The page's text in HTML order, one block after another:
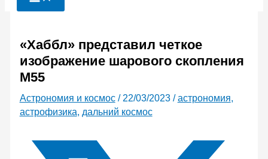
«Хаббл» представил четкое
изображение шарового скопления
M55
Астрономия и космос/ 22/03/2023 /астрономия,
астрофизика, дальний космос